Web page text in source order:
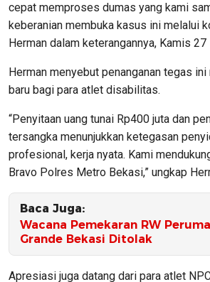
cepat memproses dumas yang kami
keberanian membuka kasus ini melalui
Herman dalam keterangannya, Kamis
Herman menyebut penanganan tegas
baru bagi para atlet disabilitas.
“Penyitaan uang tunai Rp400 juta dan
tersangka menunjukkan ketegasan
profesional, kerja nyata. Kami
Bravo Polres Metro Bekasi,” ungkap
Baca Juga:
Wacana Pemekaran RW
Grande Bekasi Ditolak
Apresiasi juga datang dari para atlet